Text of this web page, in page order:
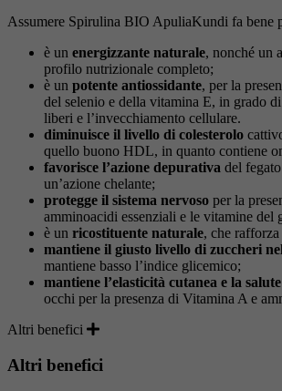
Assumere Spirulina BIO ApuliaKundi fa bene
è un energizzante naturale, nonché un
profilo nutrizionale completo;
è un potente antiossidante, per la
del selenio e della vitamina E, in grado
liberi e l’invecchiamento cellulare.
diminuisce il livello di colesterolo
quello buono HDL, in quanto contiene
favorisce l’azione depurativa del
un’azione chelante;
protegge il sistema nervoso per la
amminoacidi essenziali e le vitamine del
è un ricostituente naturale, che
mantiene il giusto livello di zuccheri
mantiene basso l’indice glicemico;
mantiene l’elasticità cutanea e la
occhi per la presenza di Vitamina A e
Altri benefici
Altri benefici